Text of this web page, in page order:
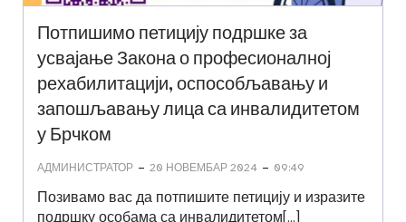
Потпишимо петицију подршке за
усвајање Закона о професионалној
рехабилитацији, оспособљавању и
запошљавању лица са инвалидитетом
у Брчком
АДМИНИСТРАТОР - 20 НОВЕМБАР 2024 - 09:49
Позивамо вас да потпишите петицију и изразите
подршку особама са инвалидитетом[…]